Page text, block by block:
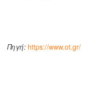
Πηγή: https://www.ot.gr/